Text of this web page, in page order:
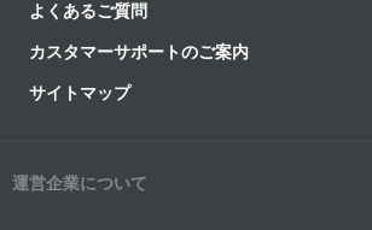
よくあるご質問
カスタマーサポートのご案内
サイトマップ
運営企業について